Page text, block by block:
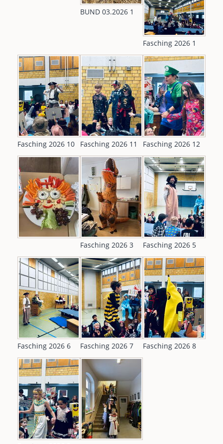
BUND 03.2026 1
Fasching 2026 1
Fasching 2026 10 Fasching 2026 11 Fasching 2026 12
Fasching 2026 3 Fasching 2026 5
Fasching 2026 6 Fasching 2026 7 Fasching 2026 8